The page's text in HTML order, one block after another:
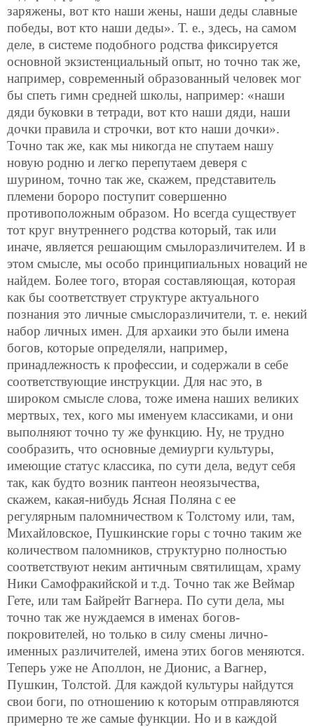
заряжены, вот кто наши жены, наши деды славные
победы, вот кто наши деды». Т. е., здесь, на самом
деле, в системе подобного родства фиксируется
основной экзистенциальный опыт, но точно так же,
например, современный образованный человек мог
бы спеть гимн средней школы, например: «наши
дяди буковки в тетради, вот кто наши дяди, наши
дочки правила и строчки, вот кто наши дочки».
Точно так же, как мы никогда не спутаем нашу
новую родню и легко перепутаем деверя с
шурином, точно так же, скажем, представитель
племени бороро поступит совершенно
противоположным образом. Но всегда существует
тот круг внутреннего родства который, так или
иначе, является решающим смылоразличителем. И в
этом смысле, мы особо принципиальных новаций не
найдем. Более того, вторая составляющая, которая
как бы соответствует структуре актуального
познания это личные смыслоразличители, т. е. некий
набор личных имен. Для архаики это были имена
богов, которые определяли, например,
принадлежность к профессии, и содержали в себе
соответствующие инструкции. Для нас это, в
широком смысле слова, тоже имена наших великих
мертвых, тех, кого мы именуем классиками, и они
выполняют точно ту же функцию. Ну, не трудно
сообразить, что основные демиурги культуры,
имеющие статус классика, по сути дела, ведут себя
так, как будто возник пантеон неоязычества,
скажем, какая-нибудь Ясная Поляна с ее
регулярным паломничеством к Толстому или, там,
Михайловское, Пушкинские горы с точно таким же
количеством паломников, структурно полностью
соответствуют неким античным святилищам, храму
Ники Самофракийской и т.д. Точно так же Веймар
Гете, или там Байрейт Вагнера. По сути дела, мы
точно так же нуждаемся в именах богов-
покровителей, но только в силу смены лично-
именных различителей, имена этих богов меняются.
Теперь уже не Аполлон, не Дионис, а Вагнер,
Пушкин, Толстой. Для каждой культуры найдутся
свои боги, по отношению к которым отправляются
примерно те же самые функции. Но и в каждой